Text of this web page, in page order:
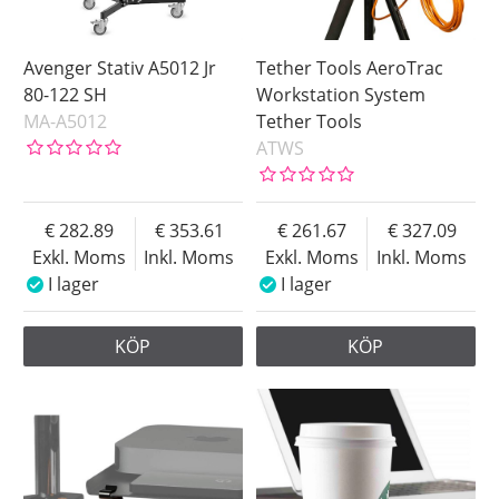
Avenger Stativ A5012 Jr
80-122 SH
MA-A5012
Exkl. Moms
282.89
Inkl. Moms
353.61
I lager
KÖP
Tether Tools AeroTrac
Workstation System
Tether Tools
ATWS
Exkl. Moms
261.67
Inkl. Moms
327.09
I lager
KÖP